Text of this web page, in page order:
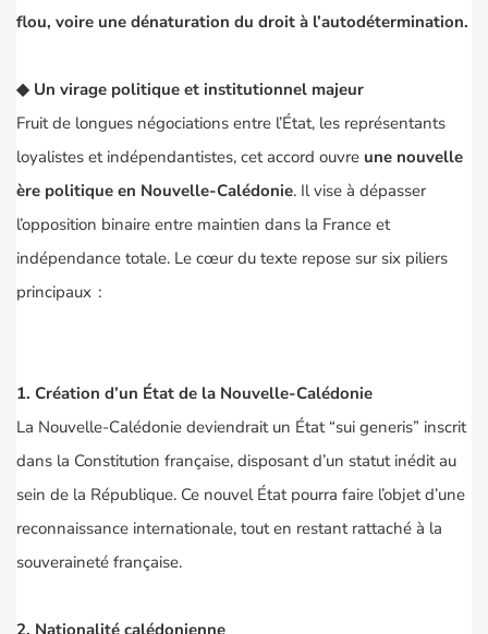
flou, voire une dénaturation du droit à l’autodétermination.
◆ Un virage politique et institutionnel majeur
Fruit de longues négociations entre l’État, les représentants
loyalistes et indépendantistes, cet accord ouvre une nouvelle
ère politique en Nouvelle-Calédonie. Il vise à dépasser
l’opposition binaire entre maintien dans la France et
indépendance totale. Le cœur du texte repose sur six piliers
principaux :
1. Création d’un État de la Nouvelle-Calédonie
La Nouvelle-Calédonie deviendrait un État “sui generis” inscrit
dans la Constitution française, disposant d’un statut inédit au
sein de la République. Ce nouvel État pourra faire l’objet d’une
reconnaissance internationale, tout en restant rattaché à la
souveraineté française.
2. Nationalité calédonienne